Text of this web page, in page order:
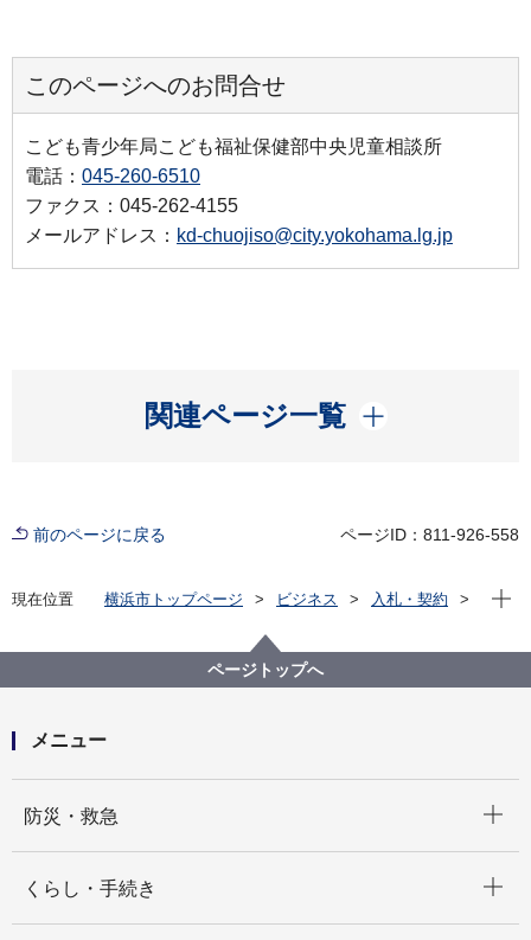
このページへのお問合せ
こども青少年局こども福祉保健部中央児童相談所
電話： 045-260-6510
ファクス：045-262-4155
メールアドレス： kd-chuojiso@city.yokohama.lg.jp
関連ページ一覧
開く
前のページに戻る ページID：811-926-558
現在位置 横浜市トップページ ビジネス
入札・契約
こども青少年局
【入札結果掲載】【一般競争入札】こども青少年局中
央児童相談所及び西部児童相談所飲料自動販売機設置
現在
ページトップへ
メニュー
防災・救急
くらし・手続き